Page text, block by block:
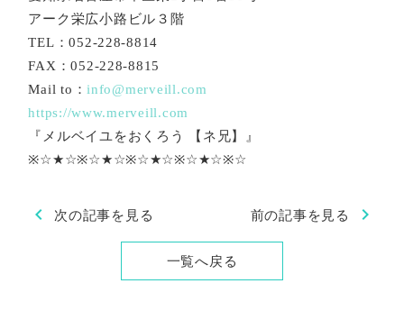
アーク栄広小路ビル３階
TEL：052-228-8814
FAX：052-228-8815
Mail to：info@merveill.com
https://www.merveill.com
『メルベイユをおくろう 【ネ兄】』
※☆★☆※☆★☆※☆★☆※☆★☆※☆
chevron_left 次の記事を見る 前の記事を見る chevron_right
一覧へ戻る